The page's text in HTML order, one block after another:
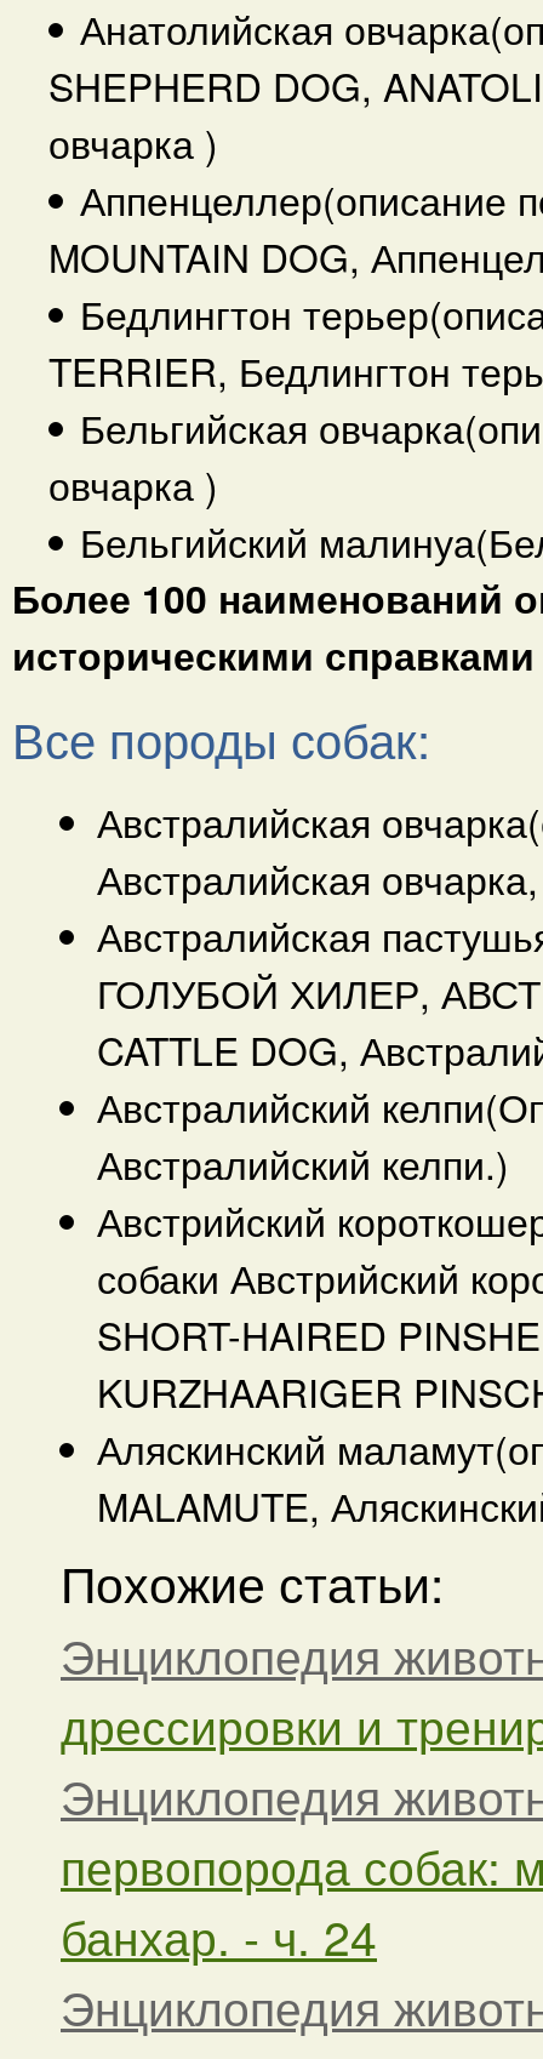
Анатолийская
SHEPHERD DOG,
овчарка )
Аппенцеллер(описание
MOUNTAIN DOG,
Бедлингтон
TERRIER, Бедлингтон
Бельгийская
овчарка )
Бельгийский
Более 100 наименований
историческими справками
Все породы собак:
Австралийская
Австралийская
Австралийская
ГОЛУБОЙ ХИЛЕР,
CATTLE DOG,
Австралийский
Австралийский келпи.)
Австрийский
собаки Австрийский
SHORT-HAIRED
KURZHAARIGER
Аляскинский
MALAMUTE,
Похожие статьи:
Энциклопедия
дрессировки и
Энциклопедия
первопорода собак:
банхар. - ч. 24
Энциклопедия